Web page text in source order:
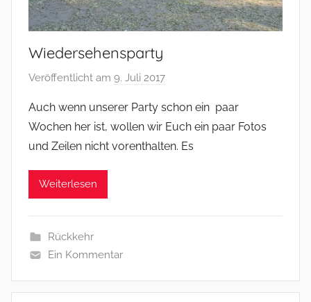
Wiedersehensparty
Veröffentlicht am 9. Juli 2017
n
M
i
a
Auch wenn unserer Party schon ein paar
Wochen her ist, wollen wir Euch ein paar Fotos
und Zeilen nicht vorenthalten. Es
Weiterlesen
Rückkehr
Ein Kommentar